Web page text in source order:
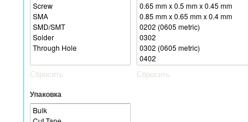
Сбросить Сбросить
Упаковка